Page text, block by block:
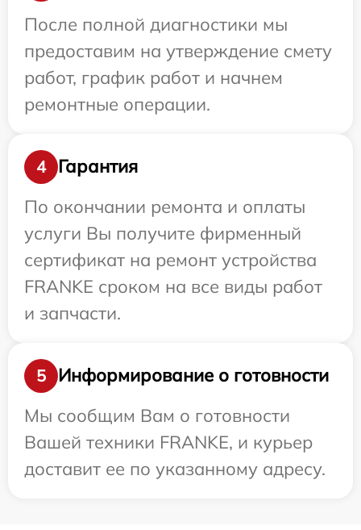
После полной диагностики мы
предоставим на утверждение смету
работ, график работ и начнем
ремонтные операции.
4
Гарантия
По окончании ремонта и оплаты
услуги Вы получите фирменный
сертификат на ремонт устройства
FRANKE сроком на все виды работ
и запчасти.
5
Информирование о готовности
Мы сообщим Вам о готовности
Вашей техники FRANKE, и курьер
доставит ее по указанному адресу.